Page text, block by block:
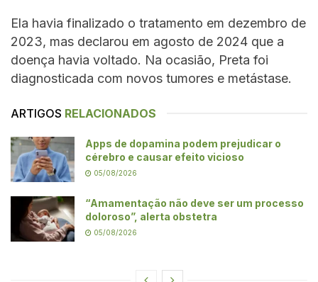
Ela havia finalizado o tratamento em dezembro de
2023, mas declarou em agosto de 2024 que a
doença havia voltado. Na ocasião, Preta foi
diagnosticada com novos tumores e metástase.
ARTIGOS RELACIONADOS
Apps de dopamina podem prejudicar o
cérebro e causar efeito vicioso
05/08/2026
“Amamentação não deve ser um processo
doloroso”, alerta obstetra
05/08/2026